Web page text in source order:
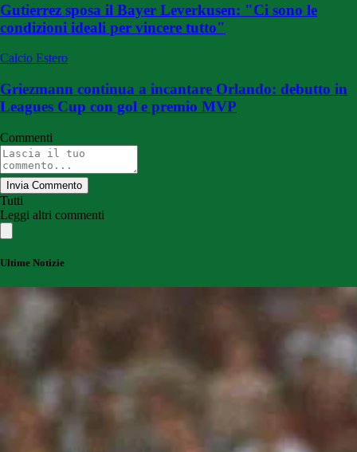
Gutierrez sposa il Bayer Leverkusen: "Ci sono le
condizioni ideali per vincere tutto"
Calcio Estero
Griezmann continua a incantare Orlando: debutto in
Leagues Cup con gol e premio MVP
Commenti
Invia Commento
Tutti
Leggi altri commenti
Ultime Notizie